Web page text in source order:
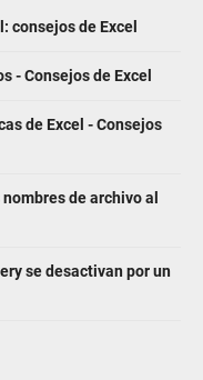
consejos de Excel
- Consejos de Excel
de Excel - Consejos
de archivo al
se desactivan por un